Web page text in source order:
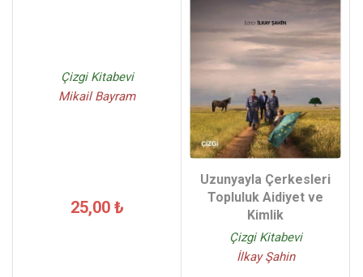
Çizgi Kitabevi
Mikail Bayram
25,00 ₺
Uzunyayla Çerkesleri
Topluluk Aidiyet ve
Kimlik
Çizgi Kitabevi
İlkay Şahin